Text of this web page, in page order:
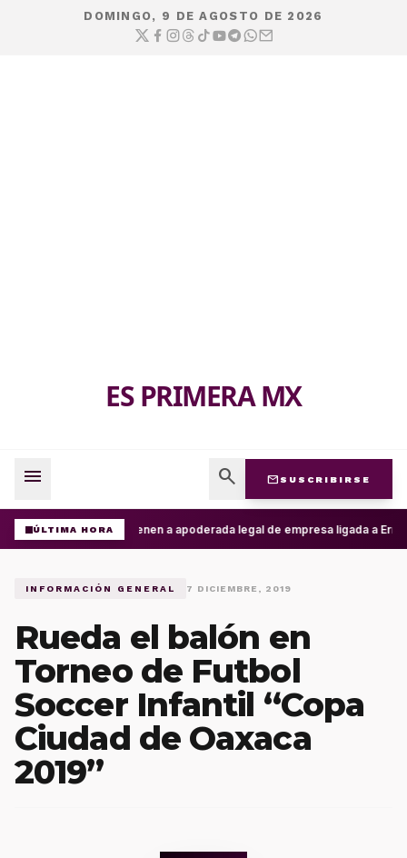
DOMINGO, 9 DE AGOSTO DE 2026
ES PRIMERA MX
menu search mail SUSCRIBIRSE
ÚLTIMA HORADetienen a apoderada legal de empresa ligada a
INFORMACIÓN GENERAL 7 DICIEMBRE, 2019
Rueda el balón en
Torneo de Futbol
Soccer Infantil “Copa
Ciudad de Oaxaca
2019”